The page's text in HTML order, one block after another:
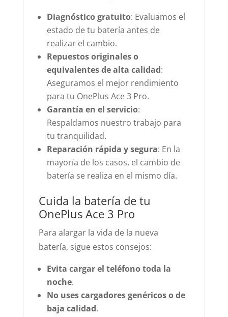
Diagnóstico gratuito: Evaluamos el
estado de tu batería antes de
realizar el cambio.
Repuestos originales o
equivalentes de alta calidad:
Aseguramos el mejor rendimiento
para tu OnePlus Ace 3 Pro.
Garantía en el servicio:
Respaldamos nuestro trabajo para
tu tranquilidad.
Reparación rápida y segura: En la
mayoría de los casos, el cambio de
batería se realiza en el mismo día.
Cuida la batería de tu
OnePlus Ace 3 Pro
Para alargar la vida de la nueva
batería, sigue estos consejos:
Evita cargar el teléfono toda la
noche.
No uses cargadores genéricos o de
baja calidad.